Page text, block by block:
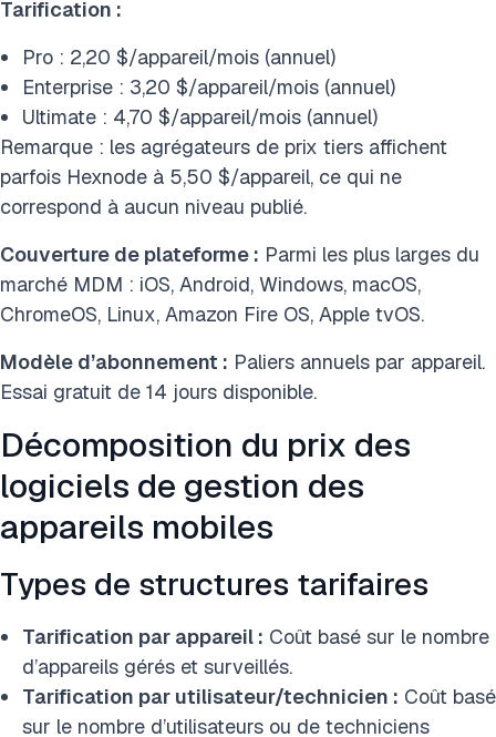
Tarification :
Pro : 2,20 $/appareil/mois (annuel)
Enterprise : 3,20 $/appareil/mois (annuel)
Ultimate : 4,70 $/appareil/mois (annuel)
Remarque : les agrégateurs de prix tiers affichent
parfois Hexnode à 5,50 $/appareil, ce qui ne
correspond à aucun niveau publié.
Couverture de plateforme : Parmi les plus larges du
marché MDM : iOS, Android, Windows, macOS,
ChromeOS, Linux, Amazon Fire OS, Apple tvOS.
Modèle d’abonnement : Paliers annuels par appareil.
Essai gratuit de 14 jours disponible.
Décomposition du prix des
logiciels de gestion des
appareils mobiles
Types de structures tarifaires
Tarification par appareil : Coût basé sur le nombre
d’appareils gérés et surveillés.
Tarification par utilisateur/technicien : Coût basé
sur le nombre d’utilisateurs ou de techniciens